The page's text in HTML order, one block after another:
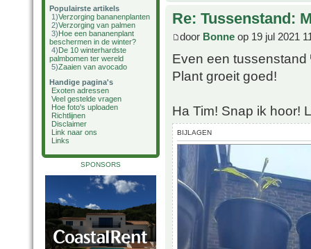
Populairste artikels
1)Verzorging bananenplanten
2)Verzorging van palmen
3)Hoe een bananenplant
beschermen in de winter?
4)De 10 winterhardste
palmbomen ter wereld
5)Zaaien van avocado
Handige pagina's
Exoten adressen
Veel gestelde vragen
Hoe foto's uploaden
Richtlijnen
Disclaimer
Link naar ons
Links
SPONSORS
Re: Tussenstand:
door Bonne op 19 jul 2021
Even een tussenstand
Plant groeit goed!
Ha Tim! Snap ik hoor!
BIJLAGEN